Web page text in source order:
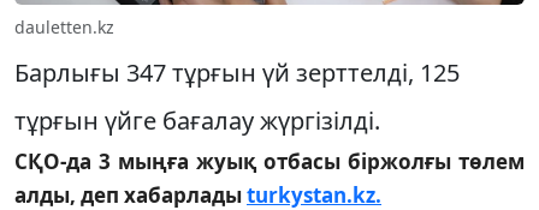
dauletten.kz
Барлығы 347 тұрғын үй зерттелді, 125
тұрғын үйге бағалау жүргізілді.
СҚО-да 3 мыңға жуық отбасы біржолғы төлем
алды, деп хабарладыturkystan.kz.